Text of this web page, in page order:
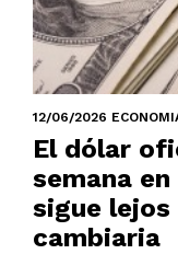
12/06/2026
El dólar
semana
sigue
cambiaria